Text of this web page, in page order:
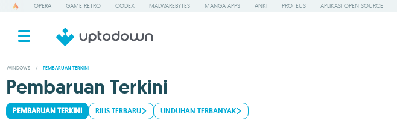
OPERA GAME RETRO CODEX MALWAREBYTES MANGA APPS ANKI PROTEUS APLIKASI OPEN SOURCE
WINDOWS / PEMBARUAN TERKINI
Pembaruan Terkini
PEMBARUAN TERKINI RILIS TERBARU UNDUHAN TERBANYAK